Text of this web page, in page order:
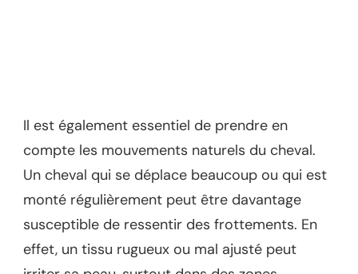
Il est également essentiel de prendre en
compte les mouvements naturels du cheval.
Un cheval qui se déplace beaucoup ou qui est
monté régulièrement peut être davantage
susceptible de ressentir des frottements. En
effet, un tissu rugueux ou mal ajusté peut